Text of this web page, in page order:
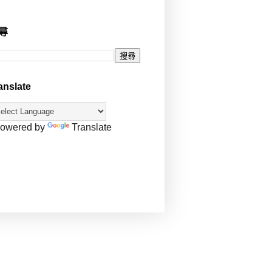
by Translate